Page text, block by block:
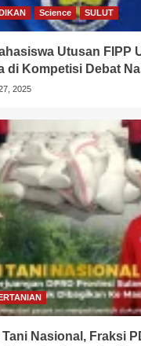
Science SULUT
Utusan FIPP
di Kompetisi Debat
2025
Nasional, Fraksi